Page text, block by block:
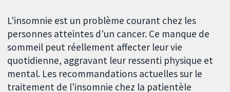
L'insomnie est un problème courant chez les
personnes atteintes d'un cancer. Ce manque de
sommeil peut réellement affecter leur vie
quotidienne, aggravant leur ressenti physique et
mental. Les recommandations actuelles sur le
traitement de l'insomnie chez la patientèle